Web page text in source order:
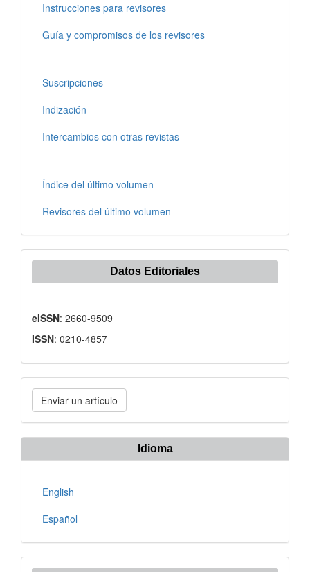
Instrucciones para revisores
Guía y compromisos de los revisores
Suscripciones
Indización
Intercambios con otras revistas
Índice del último volumen
Revisores del último volumen
Datos Editoriales
eISSN: 2660-9509
ISSN: 0210-4857
Enviar
un
artículo
Enviar un artículo
Idioma
English
Español